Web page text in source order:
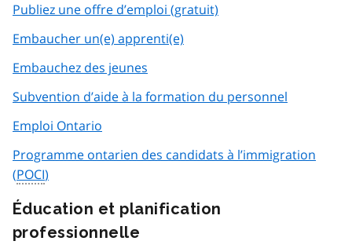
Publiez une offre d’emploi (gratuit)
Embaucher un(e) apprenti(e)
Embauchez des jeunes
Subvention d’aide à la formation du personnel
Emploi Ontario
Programme ontarien des candidats à l’immigration
(POCI)
Éducation et planification
professionnelle